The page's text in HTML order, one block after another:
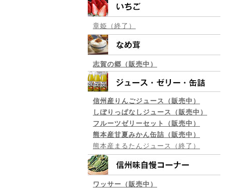
章姫（終了）
志賀の郷（販売中）
信州産りんごジュース（販売中）
しぼりっぱなしジュース（販売中）
フルーツゼリーセット（販売中）
熊本産甘夏みかん缶詰（販売中）
熊本産まるたんジュース（終了）
ワッサー（販売中）